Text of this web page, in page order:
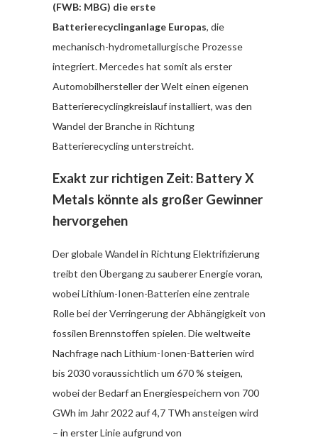
(FWB: MBG) die erste
Batterierecyclinganlage Europas, die
mechanisch-hydrometallurgische Prozesse
integriert. Mercedes hat somit als erster
Automobilhersteller der Welt einen eigenen
Batterierecyclingkreislaufinstalliert, was den
Wandel der Branche in Richtung
Batterierecycling unterstreicht.
Exakt zur richtigen Zeit: Battery X
Metals könnte als großer Gewinner
hervorgehen
Der globale Wandel in Richtung Elektrifizierung
treibt den Übergang zu sauberer Energie voran,
wobei Lithium-Ionen-Batterien eine zentrale
Rolle bei der Verringerung der Abhängigkeit von
fossilen Brennstoffen spielen.Die weltweite
Nachfrage nach Lithium-Ionen-Batterien wird
bis 2030 voraussichtlich um 670 % steigen,
wobei der Bedarf an Energiespeichern von 700
GWh im Jahr 2022 auf 4,7 TWh ansteigen wird
– in erster Linie aufgrund von